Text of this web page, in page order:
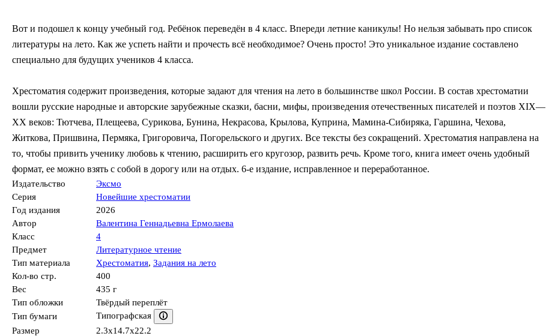
Вот и подошел к концу учебный год. Ребёнок переведён в 4 класс. Впереди летние каникулы! Но нельзя забывать про список
литературы на лето. Как же успеть найти и прочесть всё необходимое? Очень просто! Это уникальное издание составлено
специально для будущих учеников 4 класса.
Хрестоматия содержит произведения, которые задают для чтения на лето в большинстве школ России. В состав хрестоматии
вошли русские народные и авторские зарубежные сказки, басни, мифы, произведения отечественных писателей и поэтов XIX—
XX веков: Тютчева, Плещеева, Сурикова, Бунина, Некрасова, Крылова, Куприна, Мамина-Сибиряка, Гаршина, Чехова,
Житкова, Пришвина, Пермяка, Григоровича, Погорельского и других. Все тексты без сокращений. Хрестоматия направлена на
то, чтобы привить ученику любовь к чтению, расширить его кругозор, развить речь. Кроме того, книга имеет очень удобный
формат, ее можно взять с собой в дорогу или на отдых. 6-е издание, исправленное и переработанное.
Издательство
Эксмо
Серия
Новейшие хрестоматии
Год издания
2026
Автор
Валентина Геннадьевна Ермолаева
Класс
4
Предмет
Литературное чтение
Тип материала
Хрестоматия, Задания на лето
Кол-во стр.
400
Вес
435 г
Тип обложки
Твёрдый переплёт
Тип бумаги
Типографская
Размер
2.3x14.7x22.2